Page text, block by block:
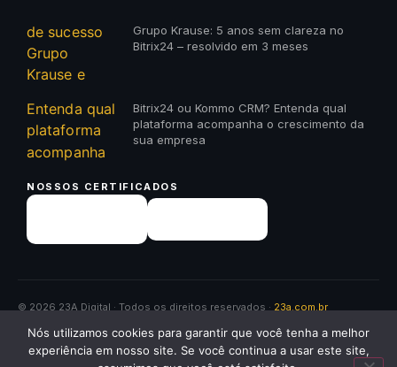
Grupo Krause: 5 anos sem clareza no
Bitrix24 – resolvido em 3 meses
Bitrix24 ou Kommo CRM? Entenda qual
plataforma acompanha o crescimento da
sua empresa
NOSSOS CERTIFICADOS
© 2026 23A Digital · Todos os direitos reservados · 23a.com.br
Política de PrivacidadeVoltar ao início ↑
Quer receber um diagnóstico
✕
Nós utilizamos cookies para garantir que você tenha a melhor
experiência em nosso site. Se você continua a usar este site,